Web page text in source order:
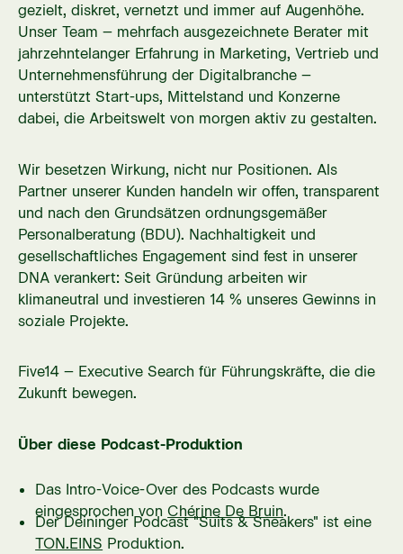
gezielt, diskret, vernetzt und immer auf Augenhöhe.
Unser Team – mehrfach ausgezeichnete Berater mit
jahrzehntelanger Erfahrung in Marketing, Vertrieb und
Unternehmensführung der Digitalbranche –
unterstützt Start-ups, Mittelstand und Konzerne
dabei, die Arbeitswelt von morgen aktiv zu gestalten.
Wir besetzen Wirkung, nicht nur Positionen. Als
Partner unserer Kunden handeln wir offen, transparent
und nach den Grundsätzen ordnungsgemäßer
Personalberatung (BDU). Nachhaltigkeit und
gesellschaftliches Engagement sind fest in unserer
DNA verankert: Seit Gründung arbeiten wir
klimaneutral und investieren 14 % unseres Gewinns in
soziale Projekte.
Five14 – Executive Search für Führungskräfte, die die
Zukunft bewegen.
Über diese Podcast-Produktion
Das Intro-Voice-Over des Podcasts wurde
eingesprochen vonChérine De Bruin.
Der Deininger Podcast "Suits & Sneakers" ist eine
TON.EINS Produktion.